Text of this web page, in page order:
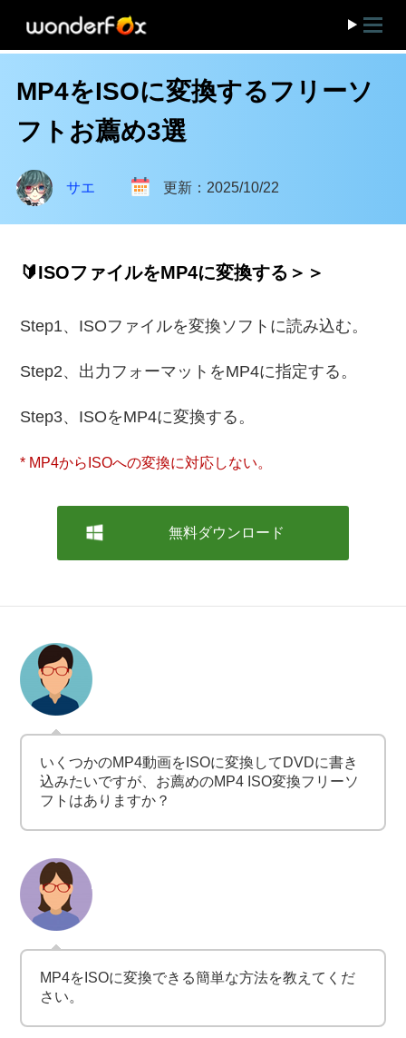
MP4をISOに変換するフリーソ
フトお薦め3選
サエ 更新：2025/10/22
🔰ISOファイルをMP4に変換する＞＞
Step1、ISOファイルを変換ソフトに読み込む。
Step2、出力フォーマットをMP4に指定する。
Step3、ISOをMP4に変換する。
* MP4からISOへの変換に対応しない。
無料ダウンロード
いくつかのMP4動画をISOに変換してDVDに書き
込みたいですが、お薦めのMP4 ISO変換フリーソ
フトはありますか？
MP4をISOに変換できる簡単な方法を教えてくだ
さい。